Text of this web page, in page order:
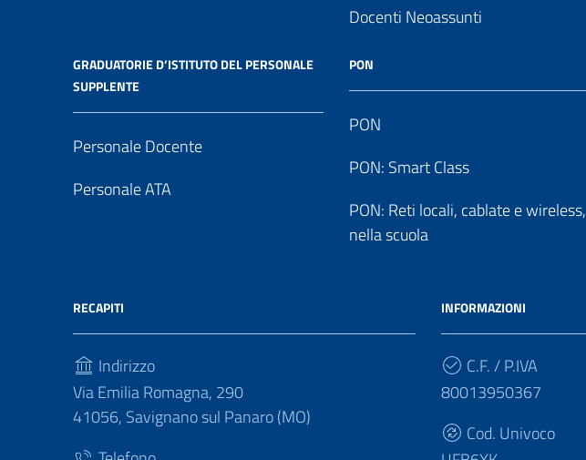
Docenti Neoassunti
GRADUATORIE D’ISTITUTO DEL PERSONALE
SUPPLENTE
Personale Docente
Personale ATA
PON
PON
PON: Smart Class
PON: Reti locali, cablate e wireless,
nella scuola
RECAPITI
Indirizzo
Via Emilia Romagna, 290
41056, Savignano sul Panaro (MO)
INFORMAZIONI
C.F. / P.IVA
80013950367
Cod. Univoco